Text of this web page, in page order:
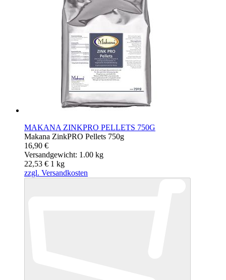
MAKANA ZINKPRO PELLETS 750G
Makana ZinkPRO Pellets 750g
16,90 €
Versandgewicht: 1.00 kg
22,53 € 1 kg
zzgl. Versandkosten